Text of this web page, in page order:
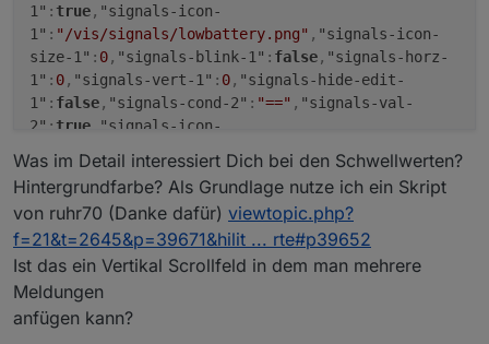
1" : true, "signals-icon-
1" : "/vis/signals/lowbattery.png" , "signals-icon-
size-1" : 0, "signals-blink-1" : false, "signals-horz-
1" : 0, "signals-vert-1" : 0, "signals-hide-edit-
1" : false, "signals-cond-2" : "==" , "signals-val-
2" : true
"signals-icon-
size-2" :0,"signals-blink-2" :false, "signals-horz-
2":0,"signals-vert-2":0,"signals-hide-edit-
2" :false, "lc-type":"last-change","lc-is-
interval":true,"lc-is-moment":false,"lc-
format": "","lc-position-vert":"top","lc-position-
horz":"right"
horz"
0 "lc-font-size"
family"
Was im Detail interessiert Dich bei den Schwellwerten?
Hintergrundfarbe? Als Grundlage nutze ich ein Skript
von ruhr70 (Danke dafür) viewtopic.php?
f=21&t=2645&p=39671&hilit ... rte#p39652
Ist das ein Vertikal Scrollfeld in dem man mehrere
Meldungen
anfügen kann?